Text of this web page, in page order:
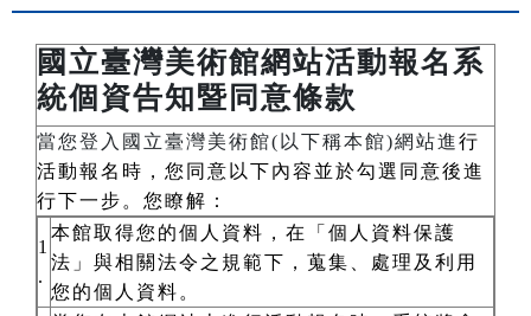
國立臺灣美術館網站活動報名系
統個資告知暨同意條款
當您登入國立臺灣美術館(以下稱本館)網站進行
活動報名時，您同意以下內容並於勾選同意後進
行下一步。您瞭解：
1
.
本館取得您的個人資料，在「個人資料保護
法」與相關法令之規範下，蒐集、處理及利用
您的個人資料。